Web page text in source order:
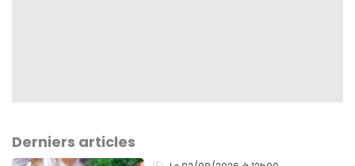
Derniers articles